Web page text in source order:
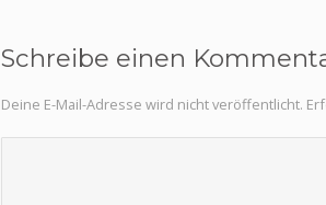
Schreibe einen
Deine E-Mail-Adresse wird nicht veröffentlicht.